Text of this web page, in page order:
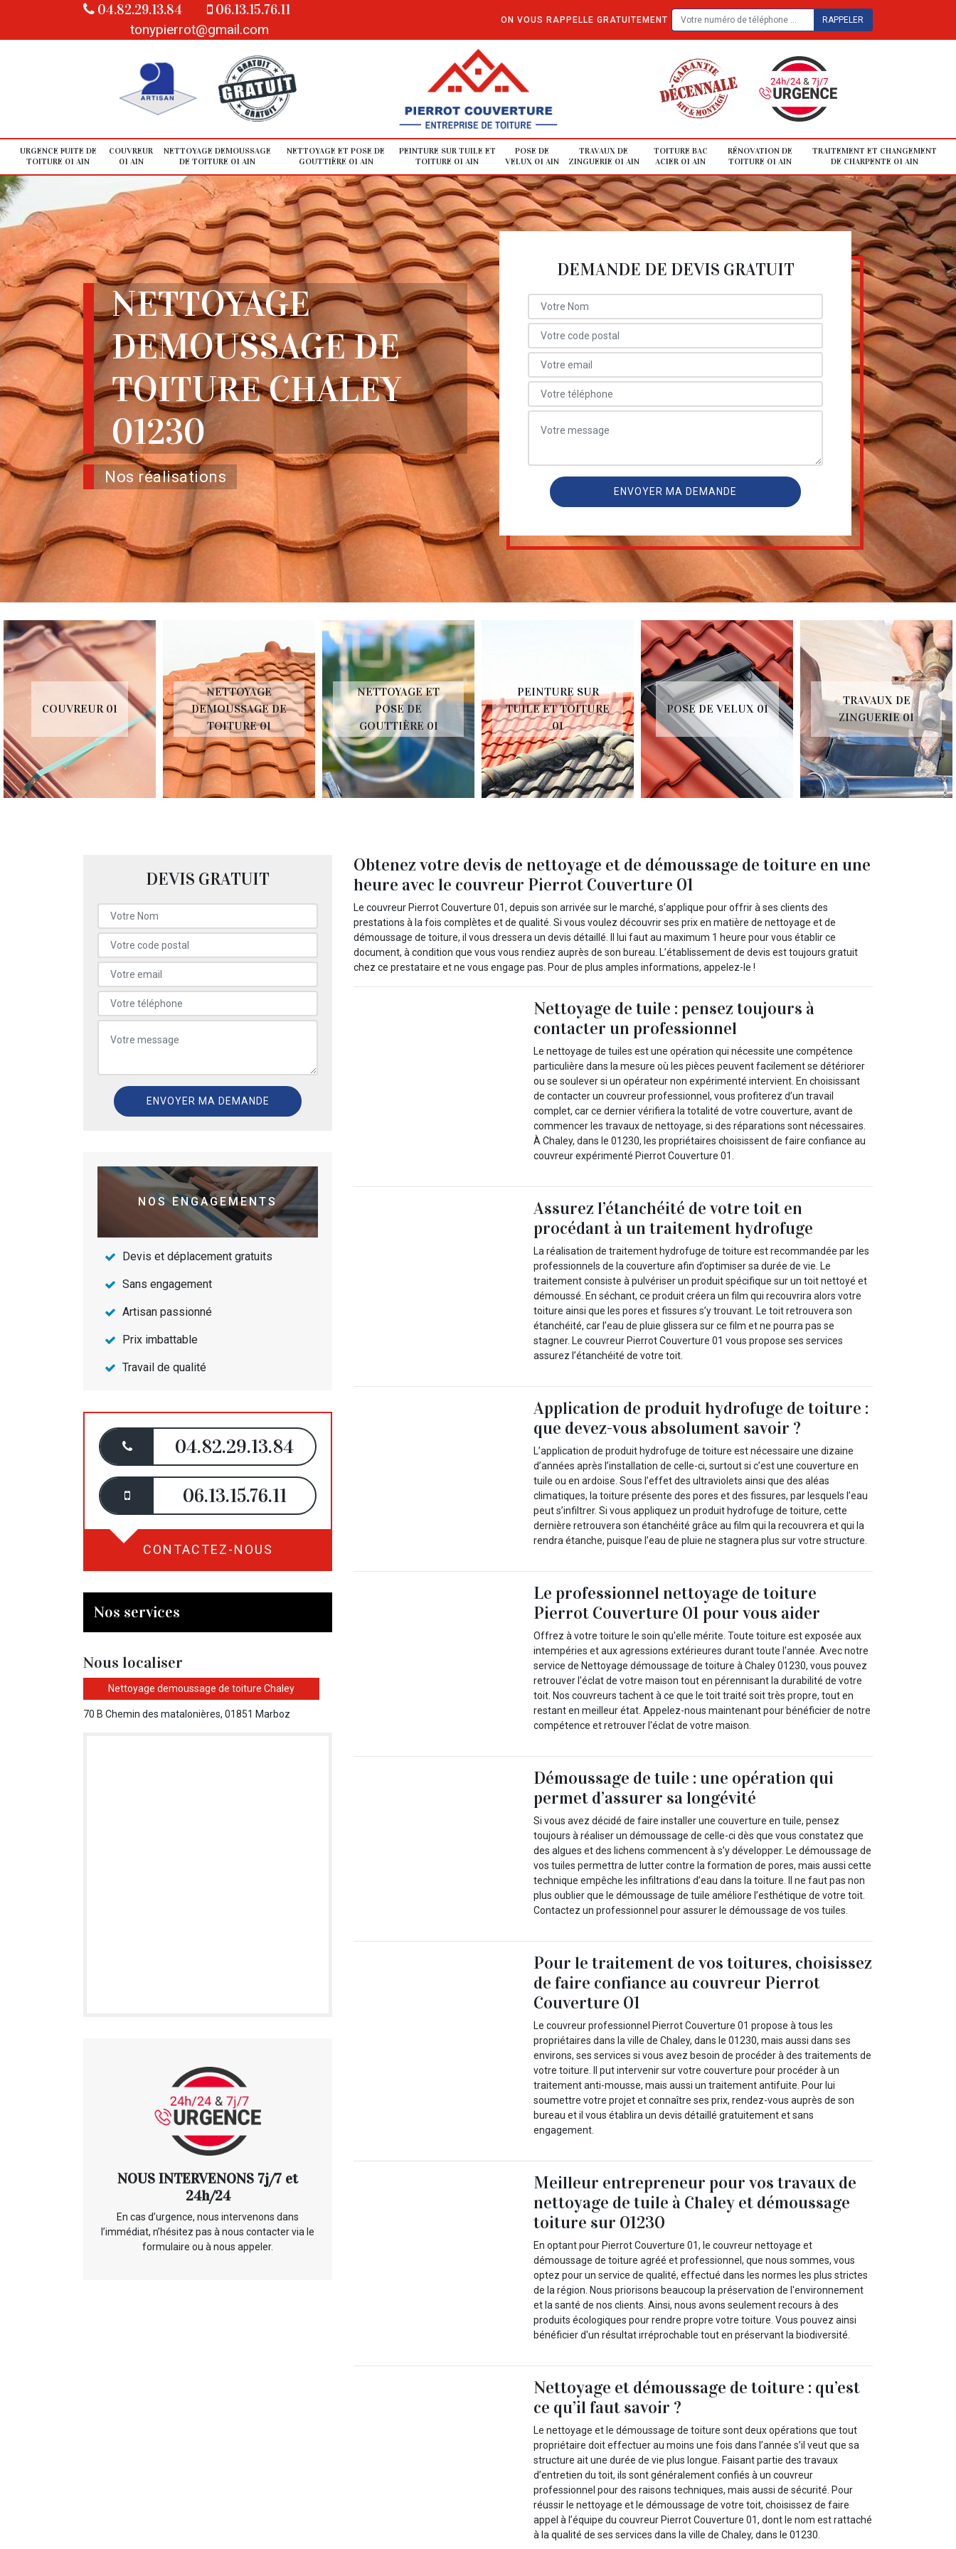
04.82.29.13.84
06.13.15.76.11
tonypierrot@gmail.com
ON VOUS RAPPELLE GRATUITEMENT
URGENCE FUITE DE
TOITURE 01 AIN
COUVREUR
01 AIN
NETTOYAGE DEMOUSSAGE
DE TOITURE 01 AIN
NETTOYAGE ET POSE DE
GOUTTIÈRE 01 AIN
PEINTURE SUR TUILE ET
TOITURE 01 AIN
POSE DE
VELUX 01 AIN
TRAVAUX DE
ZINGUERIE 01 AIN
TOITURE BAC
ACIER 01 AIN
RÉNOVATION DE
TOITURE 01 AIN
TRAITEMENT ET CHANGEMENT
DE CHARPENTE 01 AIN
NETTOYAGE
DEMOUSSAGE DE
TOITURE CHALEY
01230
Nos réalisations
DEMANDE DE DEVIS GRATUIT
COUVREUR 01
NETTOYAGE
DEMOUSSAGE DE
TOITURE 01
NETTOYAGE ET
POSE DE
GOUTTIÈRE 01
PEINTURE SUR
TUILE ET TOITURE
01
POSE DE VELUX 01
TRAVAUX DE
ZINGUERIE 01
DEVIS GRATUIT
NOS ENGAGEMENTS
Devis et déplacement gratuits
Sans engagement
Artisan passionné
Prix imbattable
Travail de qualité
04.82.29.13.84
06.13.15.76.11
CONTACTEZ-NOUS
Nos services
Nous localiser
Nettoyage demoussage de toiture Chaley
70 B Chemin des matalonières, 01851 Marboz
NOUS INTERVENONS 7j/7 et
24h/24
En cas d’urgence, nous intervenons dans
l’immédiat, n’hésitez pas à nous contacter via le
formulaire ou à nous appeler.
Obtenez votre devis de nettoyage et de démoussage de toiture en une
heure avec le couvreur Pierrot Couverture 01
Le couvreur Pierrot Couverture 01, depuis son arrivée sur le marché, s’applique pour offrir à ses clients des
prestations à la fois complètes et de qualité. Si vous voulez découvrir ses prix en matière de nettoyage et de
démoussage de toiture, il vous dressera un devis détaillé. Il lui faut au maximum 1 heure pour vous établir ce
document, à condition que vous vous rendiez auprès de son bureau. L’établissement de devis est toujours gratuit
chez ce prestataire et ne vous engage pas. Pour de plus amples informations, appelez-le !
Nettoyage de tuile : pensez toujours à
contacter un professionnel
Le nettoyage de tuiles est une opération qui nécessite une compétence
particulière dans la mesure où les pièces peuvent facilement se détériorer
ou se soulever si un opérateur non expérimenté intervient. En choisissant
de contacter un couvreur professionnel, vous profiterez d’un travail
complet, car ce dernier vérifiera la totalité de votre couverture, avant de
commencer les travaux de nettoyage, si des réparations sont nécessaires.
À Chaley, dans le 01230, les propriétaires choisissent de faire confiance au
couvreur expérimenté Pierrot Couverture 01.
Assurez l’étanchéité de votre toit en
procédant à un traitement hydrofuge
La réalisation de traitement hydrofuge de toiture est recommandée par les
professionnels de la couverture afin d’optimiser sa durée de vie. Le
traitement consiste à pulvériser un produit spécifique sur un toit nettoyé et
démoussé. En séchant, ce produit créera un film qui recouvrira alors votre
toiture ainsi que les pores et fissures s’y trouvant. Le toit retrouvera son
étanchéité, car l’eau de pluie glissera sur ce film et ne pourra pas se
stagner. Le couvreur Pierrot Couverture 01 vous propose ses services
assurez l’étanchéité de votre toit.
Application de produit hydrofuge de toiture :
que devez-vous absolument savoir ?
L’application de produit hydrofuge de toiture est nécessaire une dizaine
d’années après l’installation de celle-ci, surtout si c’est une couverture en
tuile ou en ardoise. Sous l’effet des ultraviolets ainsi que des aléas
climatiques, la toiture présente des pores et des fissures, par lesquels l’eau
peut s’infiltrer. Si vous appliquez un produit hydrofuge de toiture, cette
dernière retrouvera son étanchéité grâce au film qui la recouvrera et qui la
rendra étanche, puisque l’eau de pluie ne stagnera plus sur votre structure.
Le professionnel nettoyage de toiture
Pierrot Couverture 01 pour vous aider
Offrez à votre toiture le soin qu'elle mérite. Toute toiture est exposée aux
intempéries et aux agressions extérieures durant toute l'année. Avec notre
service de Nettoyage démoussage de toiture à Chaley 01230, vous pouvez
retrouver l'éclat de votre maison tout en pérennisant la durabilité de votre
toit. Nos couvreurs tachent à ce que le toit traité soit très propre, tout en
restant en meilleur état. Appelez-nous maintenant pour bénéficier de notre
compétence et retrouver l'éclat de votre maison.
Démoussage de tuile : une opération qui
permet d’assurer sa longévité
Si vous avez décidé de faire installer une couverture en tuile, pensez
toujours à réaliser un démoussage de celle-ci dès que vous constatez que
des algues et des lichens commencent à s’y développer. Le démoussage de
vos tuiles permettra de lutter contre la formation de pores, mais aussi cette
technique empêche les infiltrations d’eau dans la toiture. Il ne faut pas non
plus oublier que le démoussage de tuile améliore l’esthétique de votre toit.
Contactez un professionnel pour assurer le démoussage de vos tuiles.
Pour le traitement de vos toitures, choisissez
de faire confiance au couvreur Pierrot
Couverture 01
Le couvreur professionnel Pierrot Couverture 01 propose à tous les
propriétaires dans la ville de Chaley, dans le 01230, mais aussi dans ses
environs, ses services si vous avez besoin de procéder à des traitements de
votre toiture. Il put intervenir sur votre couverture pour procéder à un
traitement anti-mousse, mais aussi un traitement antifuite. Pour lui
soumettre votre projet et connaître ses prix, rendez-vous auprès de son
bureau et il vous établira un devis détaillé gratuitement et sans
engagement.
Meilleur entrepreneur pour vos travaux de
nettoyage de tuile à Chaley et démoussage
toiture sur 01230
En optant pour Pierrot Couverture 01, le couvreur nettoyage et
démoussage de toiture agréé et professionnel, que nous sommes, vous
optez pour un service de qualité, effectué dans les normes les plus strictes
de la région. Nous priorisons beaucoup la préservation de l'environnement
et la santé de nos clients. Ainsi, nous avons seulement recours à des
produits écologiques pour rendre propre votre toiture. Vous pouvez ainsi
bénéficier d'un résultat irréprochable tout en préservant la biodiversité.
Nettoyage et démoussage de toiture : qu’est
ce qu’il faut savoir ?
Le nettoyage et le démoussage de toiture sont deux opérations que tout
propriétaire doit effectuer au moins une fois dans l’année s’il veut que sa
structure ait une durée de vie plus longue. Faisant partie des travaux
d’entretien du toit, ils sont généralement confiés à un couvreur
professionnel pour des raisons techniques, mais aussi de sécurité. Pour
réussir le nettoyage et le démoussage de votre toit, choisissez de faire
appel à l’équipe du couvreur Pierrot Couverture 01, dont le nom est rattaché
à la qualité de ses services dans la ville de Chaley, dans le 01230.